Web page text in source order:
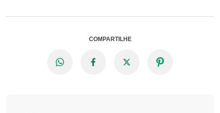
COMPARTILHE